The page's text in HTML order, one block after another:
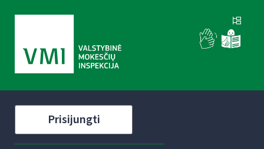
Prisijungti